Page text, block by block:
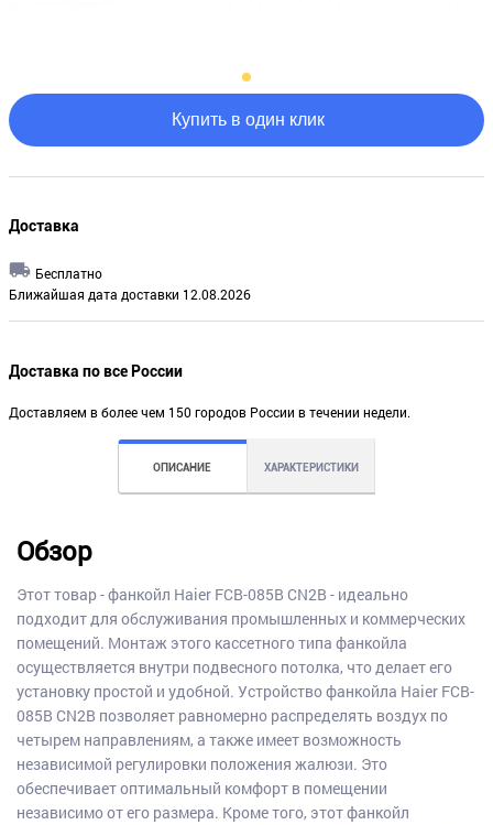
Купить в один клик
Доставка
Бесплатно
Ближайшая дата доставки 12.08.2026
Доставка по все России
Доставляем в более чем 150 городов России в течении недели.
ОПИСАНИЕ ХАРАКТЕРИСТИКИ
Обзор
Этот товар - фанкойл Haier FCB-085B CN2B - идеально
подходит для обслуживания промышленных и коммерческих
помещений. Монтаж этого кассетного типа фанкойла
осуществляется внутри подвесного потолка, что делает его
установку простой и удобной. Устройство фанкойла Haier FCB-
085B CN2B позволяет равномерно распределять воздух по
четырем направлениям, а также имеет возможность
независимой регулировки положения жалюзи. Это
обеспечивает оптимальный комфорт в помещении
независимо от его размера. Кроме того, этот фанкойл